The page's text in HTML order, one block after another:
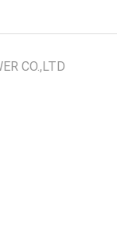
CO.,LTD